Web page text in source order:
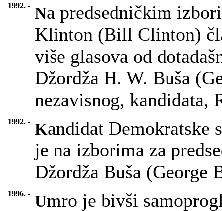
1992. - Na predsedničkim
Klinton (Bill Clinton)
više glasova od
Džordža H. W. Buša
nezavisnog, kandidata,
1992. - Kandidat
je na izborima za
Džordža Buša (George
1996. - Umro je bivši